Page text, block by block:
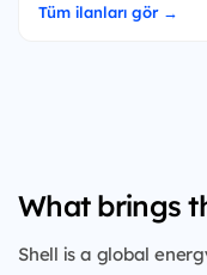
Tüm ilanları gör →
What brings
Shell is a global